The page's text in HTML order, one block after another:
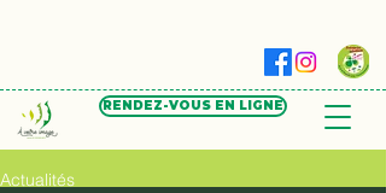
RENDEZ-VOUS EN LIGNE
Actualités